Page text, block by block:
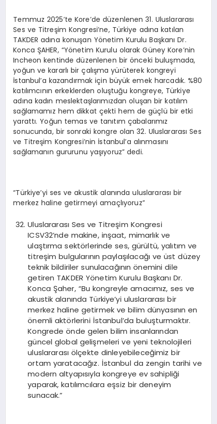
Temmuz 2025’te Kore’de düzenlenen 31. Uluslararası
Ses ve Titreşim Kongresi’ne, Türkiye adına katılan
TAKDER adına konuşan Yönetim Kurulu Başkanı Dr.
Konca ŞAHER, “Yönetim Kurulu olarak Güney Kore’nin
Incheon kentinde düzenlenen bir önceki buluşmada,
yoğun ve kararlı bir çalışma yürüterek kongreyi
İstanbul’a kazandırmak için büyük emek harcadık. %80
katılımcının erkeklerden oluştuğu kongreye, Türkiye
adına kadın meslektaşlarımızdan oluşan bir katılım
sağlamamız hem dikkat çekti hem de güçlü bir etki
yarattı. Yoğun temas ve tanıtım çabalarımız
sonucunda, bir sonraki kongre olan 32. Uluslararası Ses
ve Titreşim Kongresi’nin İstanbul’a alınmasını
sağlamanın gururunu yaşıyoruz” dedi.
“Türkiye’yi ses ve akustik alanında uluslararası bir
merkez haline getirmeyi amaçlıyoruz”
Uluslararası Ses ve Titreşim Kongresi
ICSV32’nde makine, inşaat, mimarlık ve
ulaştırma sektörlerinde ses, gürültü, yalıtım ve
titreşim bulgularının paylaşılacağı ve üst düzey
teknik bildiriler sunulacağının önemini dile
getiren TAKDER Yönetim Kurulu Başkanı Dr.
Konca Şaher, “Bu kongreyle amacımız, ses ve
akustik alanında Türkiye’yi uluslararası bir
merkez haline getirmek ve bilim dünyasının en
önemli aktörlerini İstanbul’da buluşturmaktır.
Kongrede önde gelen bilim insanlarından
güncel global gelişmeleri ve yeni teknolojileri
uluslararası ölçekte dinleyebileceğimiz bir
ortam yaratacağız. İstanbul da zengin tarihi ve
modern altyapısıyla kongreye ev sahipliği
yaparak, katılımcılara eşsiz bir deneyim
sunacak.”